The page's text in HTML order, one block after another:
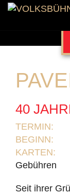
40
TERMIN:
BEGINN:
KARTEN:
Gebühren
Seit ihrer